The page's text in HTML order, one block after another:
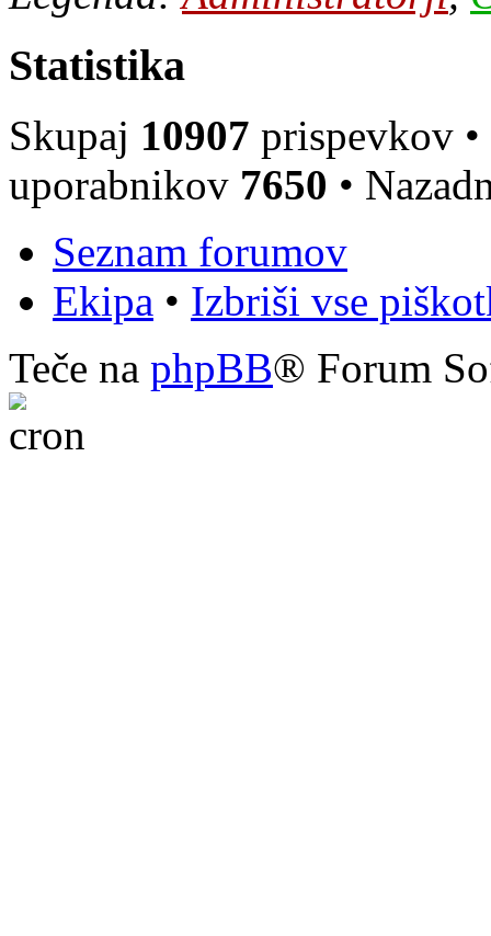
Statistika
Skupaj 10907 prispevkov
uporabnikov 7650 •
Seznam forumov
Ekipa • Izbriši vse
Teče na phpBB® Forum